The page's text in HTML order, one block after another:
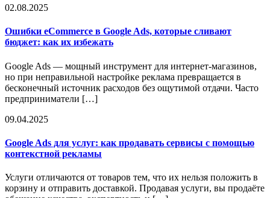
02.08.2025
Ошибки eCommerce в Google Ads, которые сливают
бюджет: как их избежать
Google Ads — мощный инструмент для интернет-магазинов,
но при неправильной настройке реклама превращается в
бесконечный источник расходов без ощутимой отдачи. Часто
предприниматели […]
09.04.2025
Google Ads для услуг: как продавать сервисы с помощью
контекстной рекламы
Услуги отличаются от товаров тем, что их нельзя положить в
корзину и отправить доставкой. Продавая услуги, вы продаёте